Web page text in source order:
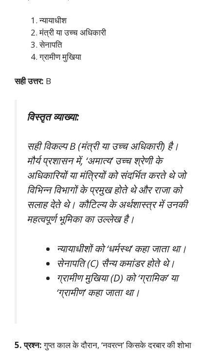
न्यायाधीश
मंत्री या उच्च अधिकारी
सेनापति
ग्रामीण मुखिया
सही उत्तर: B
विस्तृत व्याख्या:
सही विकल्प B (मंत्री या उच्च अधिकारी) है।
मौर्य प्रशासन में, ‘अमात्य’ उच्च श्रेणी के
अधिकारियों या मंत्रियों को संदर्भित करते थे जो
विभिन्न विभागों के प्रमुख होते थे और राजा को
सलाह देते थे। कौटिल्य के अर्थशास्त्र में उनकी
महत्वपूर्ण भूमिका का उल्लेख है।
न्यायाधीशों को ‘धर्मस्थ’ कहा जाता था।
सेनापति (C) सैन्य कमांडर होते थे।
ग्रामीण मुखिया (D) को ‘ग्रामिक’ या
‘ग्रामीण’ कहा जाता था।
5. प्रश्न:गुप्त काल के दौरान, ‘नवरत्न’ किसके दरबार की शोभा